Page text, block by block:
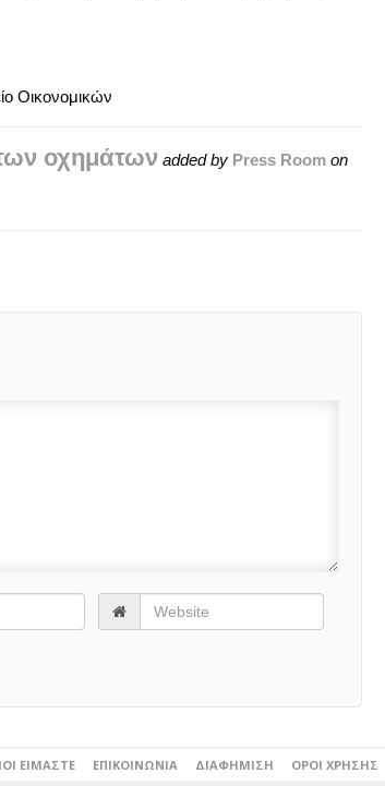
Οικονομικών
οχημάτων added by Press Roomon
ΕΊΜΑΣΤΕ ΕΠΙΚΟΙΝΩΝΊΑ ΔΙΑΦΉΜΙΣΗ ΌΡΟΙ ΧΡΉΣΗΣ